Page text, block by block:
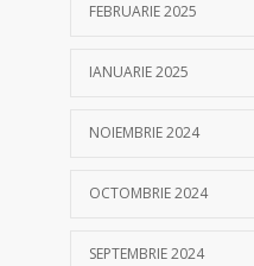
FEBRUARIE 2025
IANUARIE 2025
NOIEMBRIE 2024
OCTOMBRIE 2024
SEPTEMBRIE 2024